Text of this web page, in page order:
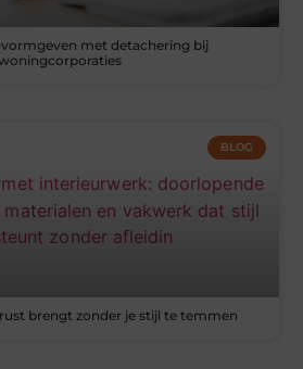
met detachering bij
BLOG
brengt zonder je stijl te temmen